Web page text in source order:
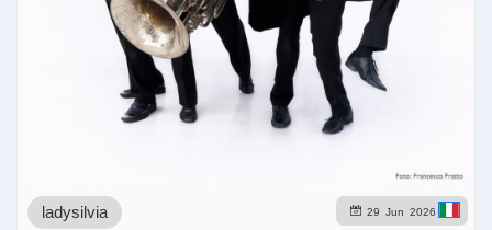
29 Jun 2026
ladysilvia